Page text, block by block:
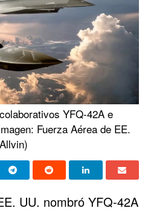
YFQ-42A e
Fuerza Aérea de EE.
UU. nombró YFQ-42A